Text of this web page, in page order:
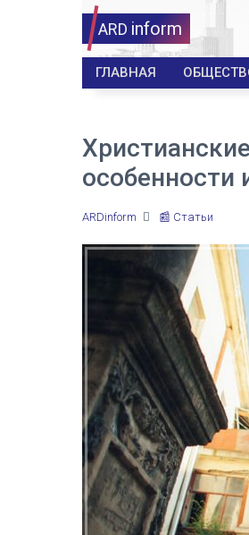
ARD inform
ГЛАВНАЯ
особенности
ARDinform 📰 Статьи